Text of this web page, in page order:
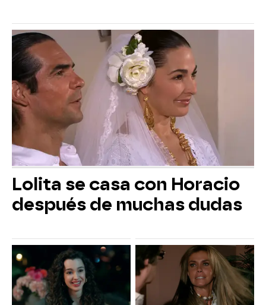
Lolita se casa con Horacio
después de muchas dudas